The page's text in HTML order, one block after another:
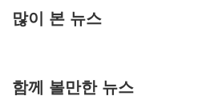
많이 본 뉴스
함께 볼만한 뉴스